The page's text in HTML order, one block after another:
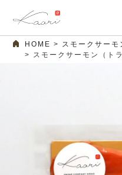
HOME
スモークサーモ
スモークサーモン（ト